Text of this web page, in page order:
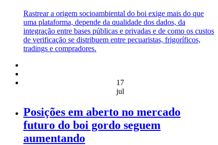
Rastrear a origem socioambiental do boi exige mais do que
uma plataforma, depende da qualidade dos dados, da
integração entre bases públicas e privadas e de como os custos
de verificação se distribuem entre pecuaristas, frigoríficos,
tradings e compradores.
17
jul
Posições em aberto no mercado
futuro do boi gordo seguem
aumentando